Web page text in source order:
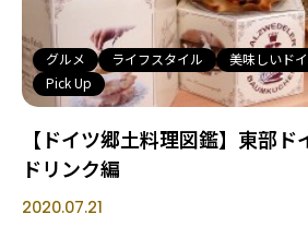
グルメ ライフスタイル 美味しいド
Pick Up
【ドイツ郷土料理図鑑】東部
ドリンク編
2020.07.21